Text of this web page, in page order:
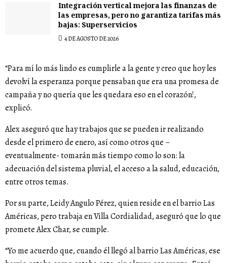
Integración vertical mejora las finanzas de
las empresas, pero no garantiza tarifas más
bajas: Superservicios
4 DE AGOSTO DE 2026
“Para mí lo más lindo es cumplirle a la gente y creo que hoy les
devolví la esperanza porque pensaban que era una promesa de
campaña y no quería que les quedara eso en el corazón!,
explicó.
Alex aseguró que hay trabajos que se pueden ir realizando
desde el primero de enero, así como otros que –
eventualmente- tomarán más tiempo como lo son: la
adecuación del sistema pluvial, el acceso a la salud, educación,
entre otros temas.
Por su parte, Leidy Angulo Pérez, quien reside en el barrio Las
Américas, pero trabaja en Villa Cordialidad, aseguró que lo que
promete Alex Char, se cumple.
“Yo me acuerdo que, cuando él llegó al barrio Las Américas, ese